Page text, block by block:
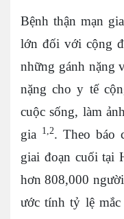
Bệnh thận mạn
lớn đối với cộng
những gánh nặng
nặng cho y tế
cuộc sống, làm
gia
1,2. Theo báo
giai đoạn cuối tại
hơn 808,000
ước tính tỷ lệ mắc